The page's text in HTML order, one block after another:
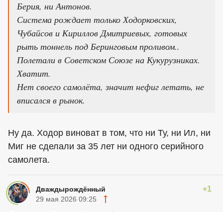
Берия, ни Антонов.
Система рождает только Ходорковских,
Чубайсов и Кириллов Дмитриевых, готовых
рыть тоннель под Беринговым проливом..
Полетали в Советском Союзе на Кукурузниках.
Хватит.
Нет своего самолёта, значит нефиг летать, не
вписался в рынок.
Ну да. Ходор виноват в том, что ни Ту, ни Ил, ни
Миг не сделали за 35 лет ни одного серийного
самолета.
Дваждырождённый +1
29 мая 2026 09:25